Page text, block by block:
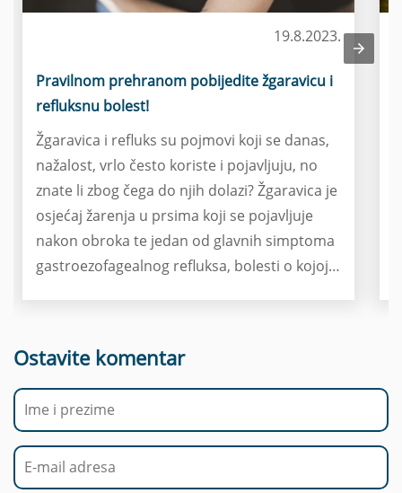
19.8.2023.
Pravilnom prehranom pobijedite žgaravicu i
refluksnu bolest!
Žgaravica i refluks su pojmovi koji se danas,
nažalost, vrlo često koriste i pojavljuju, no
znate li zbog čega do njih dolazi? Žgaravica je
osjećaj žarenja u prsima koji se pojavljuje
nakon obroka te jedan od glavnih simptoma
gastroezofagealnog refluksa, bolesti o kojoj
imaju velik utjecaj na razvoj ove bolesti i svih
pridruženih simptoma. Saznajte zašto nije
poželjno obilno večerati u kasne sate te leći u
krevet nedugo nakon samog obroka.
Ostavite komentar